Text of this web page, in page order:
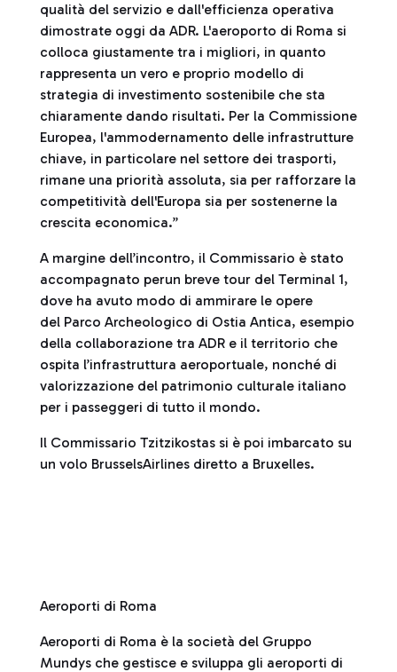
qualità del servizio e dall'efficienza operativa
dimostrate oggi da ADR. L'aeroporto di Roma si
colloca giustamente tra i migliori, in quanto
rappresenta un vero e proprio modello di
strategia di investimento sostenibile che sta
chiaramente dando risultati. Per la Commissione
Europea, l'ammodernamento delle infrastrutture
chiave, in particolare nel settore dei trasporti,
rimane una priorità assoluta, sia per rafforzare la
competitività dell'Europa sia per sostenerne la
crescita economica.”
A margine dell’incontro, il Commissario è stato
accompagnato perun breve tour del Terminal 1,
dove ha avuto modo di ammirare le opere
del Parco Archeologico di Ostia Antica, esempio
della collaborazione tra ADR e il territorio che
ospita l’infrastruttura aeroportuale, nonché di
valorizzazione del patrimonio culturale italiano
per i passeggeri di tutto il mondo.
Il Commissario Tzitzikostas si è poi imbarcato su
un volo BrusselsAirlines diretto a Bruxelles.
Aeroporti di Roma
Aeroporti di Roma è la società del Gruppo
Mundys che gestisce e sviluppa gli aeroporti di